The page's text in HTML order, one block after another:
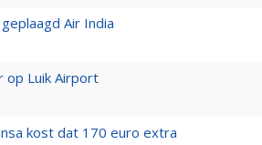
Air India
op Luik Airport
kost dat 170 euro extra